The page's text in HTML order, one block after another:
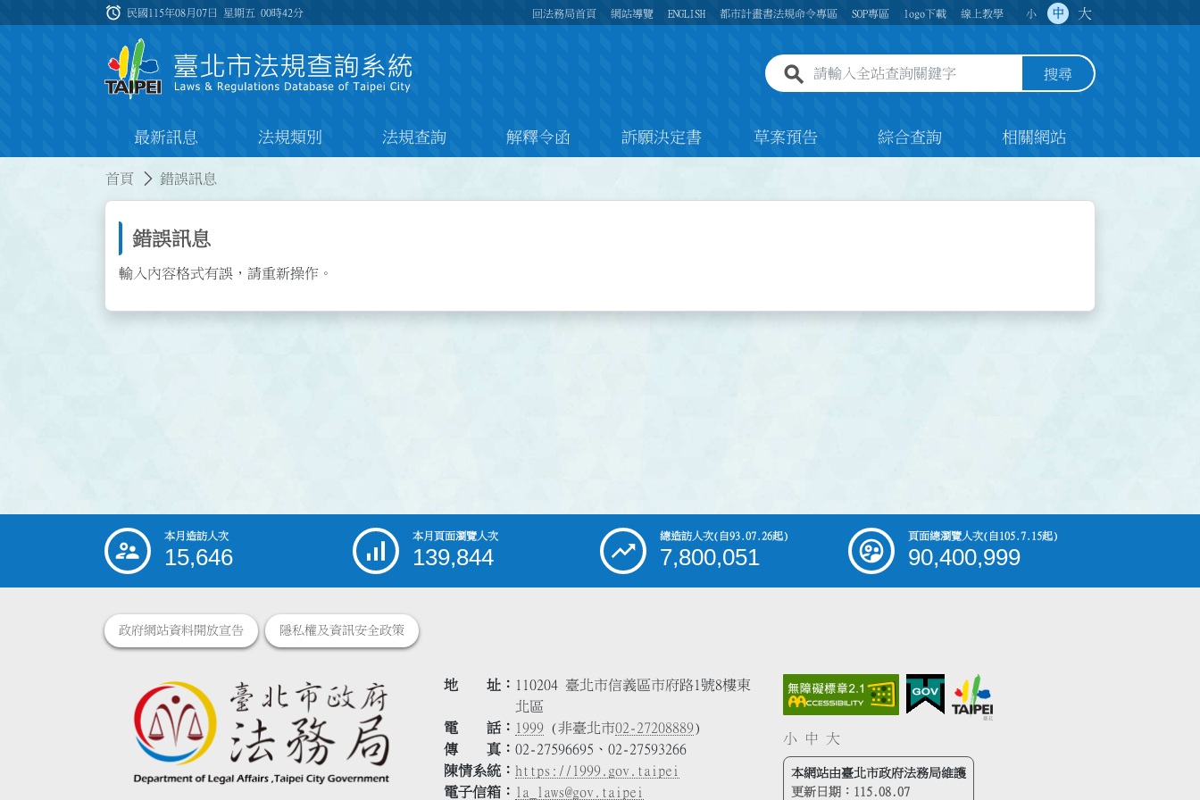
:::
alarm 民國115年08月07日 星期五00時42分 回法務局首頁 網站導覽 ENGLISH 都市計畫書法規命令專區 SOP專區 logo下載 線上教學 小 中 大
全站查詢關鍵字欄位 搜尋
最新訊息 法規類別 法規查詢 解釋令函 訴願決定書 草案預告 綜合查詢 相關網站
首頁 錯誤訊息
錯誤訊息
輸入內容格式有誤，請重新操作。
::: 本月造訪人次
15,646
本月頁面瀏覽人次
139,844
總造訪人次(自93.07.26起)
7,800,051
頁面總瀏覽人次(自105.7.15起)
90,400,999
政府網站資料開放宣告 隱私權及資訊安全政策
地 址
110204 臺北市信義區市府路1號8樓東
北區
電 話
1999 (非臺北市02-27208889)
傳 真
02-27596695、02-27593266
陳情系統
https://1999.gov.taipei
電子信箱
la_laws@gov.taipei
小 中 大
本網站由臺北市政府法務局維護
更新日期： 115.08.07